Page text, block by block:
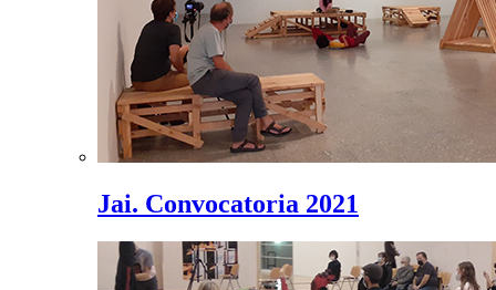
Jai. Convocatoria 2021